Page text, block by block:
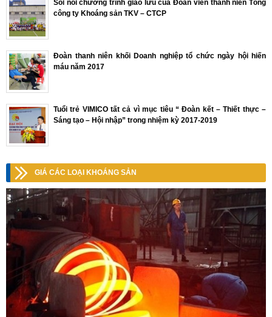
Sôi nổi chương trình giao lưu của Đoàn viên thanh niên Tổng
công ty Khoáng sản TKV – CTCP
Đoàn thanh niên khối Doanh nghiệp tổ chức ngày hội hiến
máu năm 2017
Tuổi trẻ VIMICO tất cả vì mục tiêu “ Đoàn kết – Thiết thực –
Sáng tạo – Hội nhập” trong nhiệm kỳ 2017-2019
GIÁ CÁC LOẠI KHOÁNG SẢN